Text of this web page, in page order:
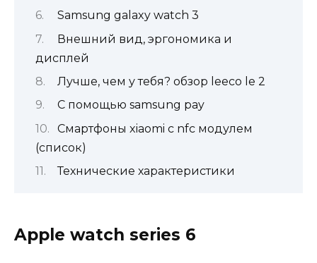
Samsung galaxy watch 3
Внешний вид, эргономика и
дисплей
Лучше, чем у тебя? обзор leeco le 2
С помощью samsung pay
Смартфоны xiaomi с nfc модулем
(список)
Технические характеристики
Apple watch series 6